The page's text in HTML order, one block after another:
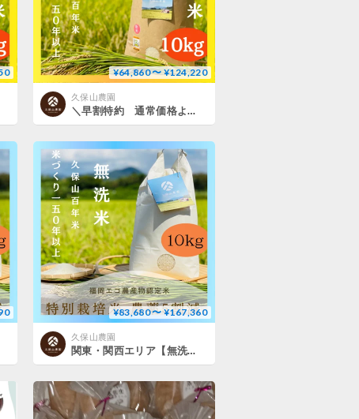
¥64,860 〜 ¥124,220
久保山農園
＼早割特約 通常価格より最大8％OFF／関東・関西エリア 【白米１０kg定期便 送料込み】令和８年産新米 １２回コース／６回コース【特別栽培米】農薬５割減
¥83,680 〜 ¥167,360
久保山農園
関東・関西エリア【無洗米１０kg定期便 送料込み】令和８年産新米 １２回コース／６回コース【特別栽培米】農薬５割減